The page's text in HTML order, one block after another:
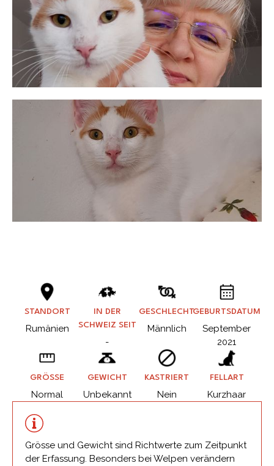
STANDORT
Rumänien
IN DER
SCHWEIZ SEIT
-
GESCHLECHT
Männlich
GEBURTSDATUM
September
2021
GRÖSSE
Normal
GEWICHT
Unbekannt
KASTRIERT
Nein
FELLART
Kurzhaar
Grösse und Gewicht sind Richtwerte zum Zeitpunkt
der Erfassung. Besonders bei Welpen verändern